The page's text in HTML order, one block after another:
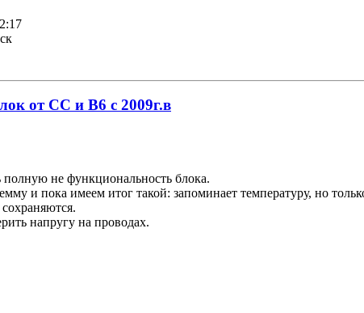
от CC и B6 c 2009г.в
не функциональность блока.
и пока имеем итог такой: запоминает температуру, но
напругу на проводах.